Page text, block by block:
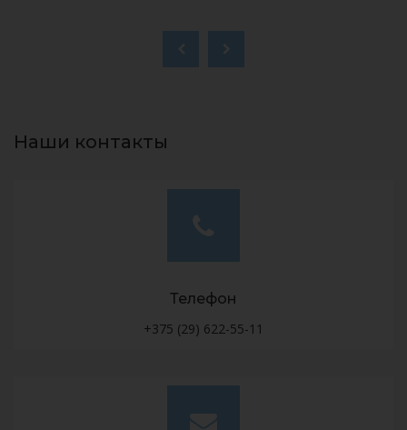
Наши контакты
Телефон
+375 (29) 622-55-11